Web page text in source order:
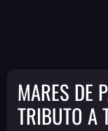
MARES DE
TRIBUTO A